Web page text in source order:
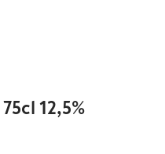
12,5%